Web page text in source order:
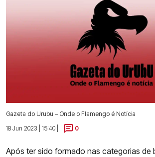
Gazeta do Urubu – Onde o Flamengo é Notícia
18 Jun 2023 | 15:40 |
0
Após ter sido formado nas categorias de